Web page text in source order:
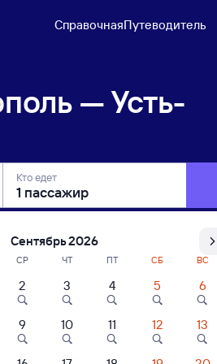
СправочнаяПутеводитель
— Усть-
Кто едет
Цены за 1 пассажира
Сентябрь 2026
СР ЧТ ПТ СБ ВС
2 3 4 5 6
9 10 11 12 13